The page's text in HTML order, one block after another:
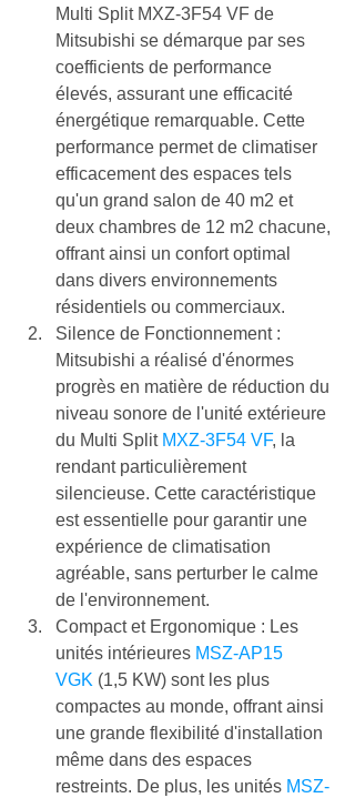
Multi Split MXZ-3F54 VF de
Mitsubishi se démarque par ses
coefficients de performance
élevés, assurant une efficacité
énergétique remarquable. Cette
performance permet de climatiser
efficacement des espaces tels
qu'un grand salon de 40 m2 et
deux chambres de 12 m2 chacune,
offrant ainsi un confort optimal
dans divers environnements
résidentiels ou commerciaux.
Silence de Fonctionnement :
Mitsubishi a réalisé d'énormes
progrès en matière de réduction du
niveau sonore de l'unité extérieure
du Multi Split MXZ-3F54 VF, la
rendant particulièrement
silencieuse. Cette caractéristique
est essentielle pour garantir une
expérience de climatisation
agréable, sans perturber le calme
de l'environnement.
Compact et Ergonomique : Les
unités intérieures MSZ-AP15
VGK (1,5 KW) sont les plus
compactes au monde, offrant ainsi
une grande flexibilité d'installation
même dans des espaces
restreints. De plus, les unités MSZ-